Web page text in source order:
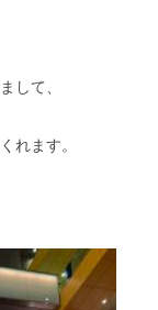
して、
れます。